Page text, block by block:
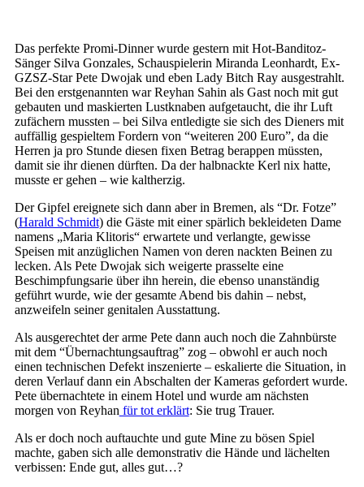
Das perfekte Promi-Dinner wurde gestern mit Hot-Banditoz-
Sänger Silva Gonzales, Schauspielerin Miranda Leonhardt, Ex-
GZSZ-Star Pete Dwojak und eben Lady Bitch Ray ausgestrahlt.
Bei den erstgenannten war Reyhan Sahin als Gast noch mit gut
gebauten und maskierten Lustknaben aufgetaucht, die ihr Luft
zufächern mussten – bei Silva entledigte sie sich des Dieners mit
auffällig gespieltem Fordern von “weiteren 200 Euro”, da die
Herren ja pro Stunde diesen fixen Betrag berappen müssten,
damit sie ihr dienen dürften. Da der halbnackte Kerl nix hatte,
musste er gehen – wie kaltherzig.
Der Gipfel ereignete sich dann aber in Bremen, als “Dr. Fotze”
(Harald Schmidt) die Gäste mit einer spärlich bekleideten Dame
namens „Maria Klitoris“ erwartete und verlangte, gewisse
Speisen mit anzüglichen Namen von deren nackten Beinen zu
lecken. Als Pete Dwojak sich weigerte prasselte eine
Beschimpfungsarie über ihn herein, die ebenso unanständig
geführt wurde, wie der gesamte Abend bis dahin – nebst,
anzweifeln seiner genitalen Ausstattung.
Als ausgerechtet der arme Pete dann auch noch die Zahnbürste
mit dem “Übernachtungsauftrag” zog – obwohl er auch noch
einen technischen Defekt inszenierte – eskalierte die Situation, in
deren Verlauf dann ein Abschalten der Kameras gefordert wurde.
Pete übernachtete in einem Hotel und wurde am nächsten
morgen von Reyhan für tot erklärt: Sie trug Trauer.
Als er doch noch auftauchte und gute Mine zu bösen Spiel
machte, gaben sich alle demonstrativ die Hände und lächelten
verbissen: Ende gut, alles gut…?